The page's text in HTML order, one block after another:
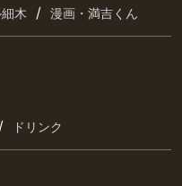
木 / 漫画・満吉くん
/ ドリンク